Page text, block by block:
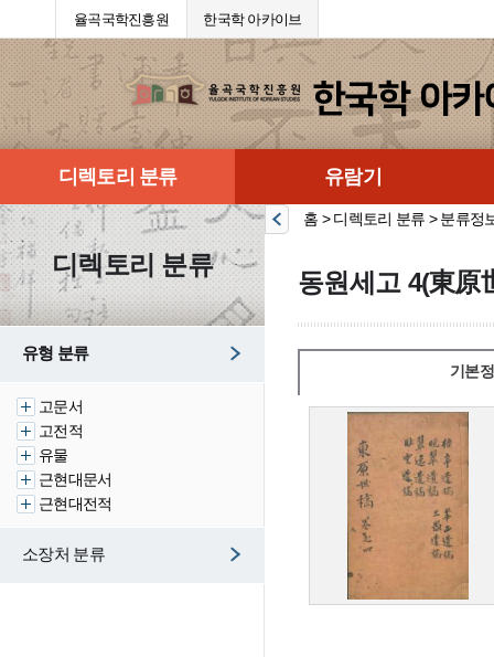
율곡국학진흥원 한국학 아카이브
디렉토리 분류 유람기
디렉토리 분류
유형 분류
고문서
고전적
유물
근현대문서
근현대전적
소장처 분류
홈 > 디렉토리 분류 > 분류정
동원세고 4(東原
기본